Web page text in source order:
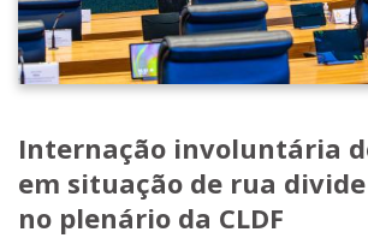
Internação involuntária
em situação de rua
no plenário da CLDF